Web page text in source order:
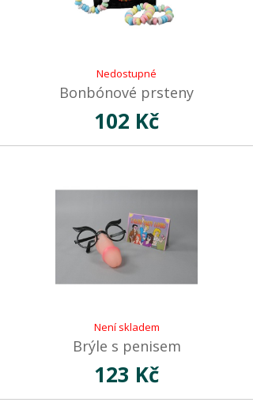
Nedostupné
Bonbónové prsteny
102 Kč
Není skladem
Brýle s penisem
123 Kč